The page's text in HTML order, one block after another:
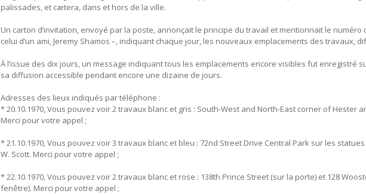
palissades, et cætera, dans et hors de la ville.
Un carton d’invitation, envoyé par la poste, annonçait le principe du travail et mentionnait le numéro
celui d’un ami, Jeremy Shamos –, indiquant chaque jour, les nouveaux emplacements des travaux,
À l’issue des dix jours, un message indiquant tous les emplacements encore visibles fut enregistré
sa diffusion accessible pendant encore une dizaine de jours.
Adresses des lieux indiqués par téléphone :
* 20.10.1970, Vous pouvez voir 2 travaux blanc et gris : South-West and North-East corner of Hester
Merci pour votre appel ;
* 21.10.1970, Vous pouvez voir 3 travaux blanc et bleu : 72nd Street Drive Central Park sur les
W. Scott. Merci pour votre appel ;
* 22.10.1970, Vous pouvez voir 2 travaux blanc et rose : 138th Prince Street (sur la porte) et 128
fenêtre). Merci pour votre appel ;